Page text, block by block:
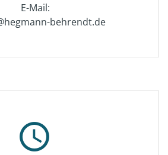
E-Mail:
behrendt.de
schedule